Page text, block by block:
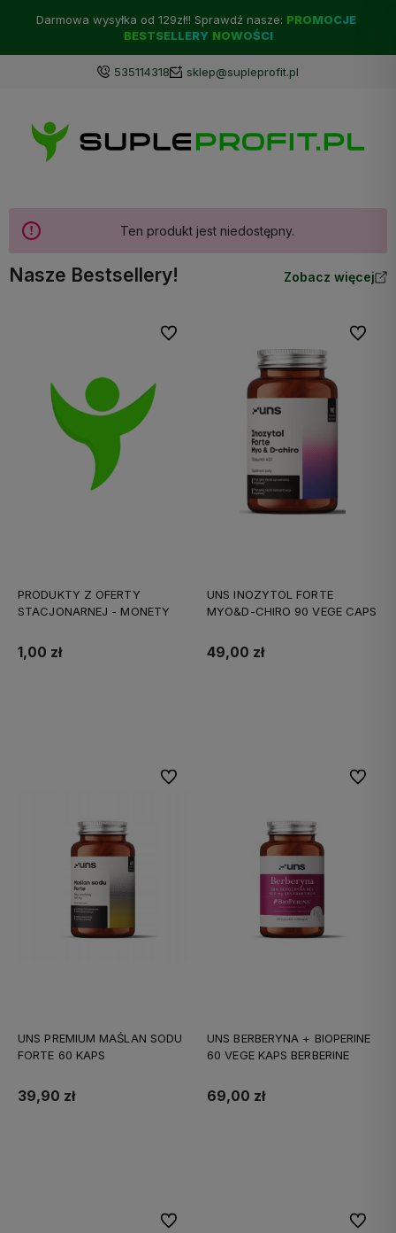
Darmowa wysyłka od 129zł!! Sprawdź nasze: PROMOCJE
BESTSELLERY NOWOŚCI
535114318 sklep@supleprofit.pl
Ten produkt jest niedostępny.
Nasze Bestsellery! Zobacz więcej
PRODUKTY Z OFERTY
STACJONARNEJ - MONETY
1,00 zł
Do ulubionych
UNS INOZYTOL FORTE
MYO&D-CHIRO 90 VEGE CAPS
49,00 zł
Do
UNS PREMIUM MAŚLAN SODU
FORTE 60 KAPS
39,90 zł
Do ulubionych
UNS BERBERYNA + BIOPERINE
60 VEGE KAPS BERBERINE
69,00 zł
Do
Do ulubionych Do